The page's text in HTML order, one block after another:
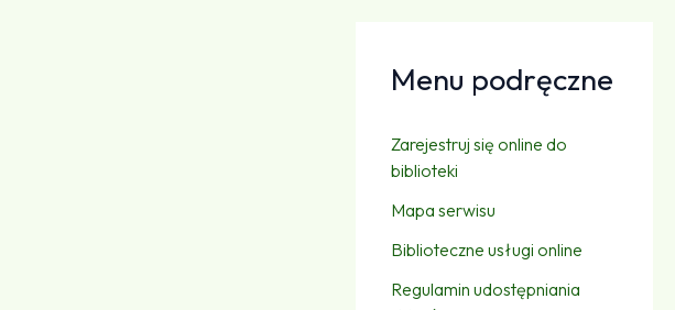
Menu podręczne
Zarejestruj się online do
biblioteki
Mapa serwisu
Biblioteczne usługi online
Regulamin udostępniania